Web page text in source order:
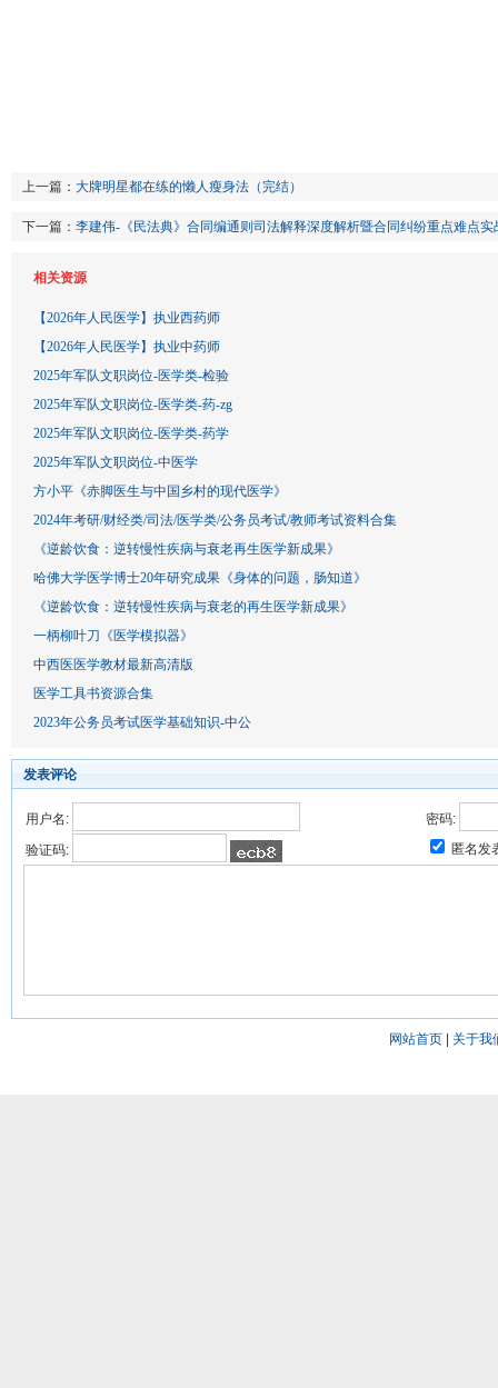
上一篇： 大牌明星都在练的懒人瘦身法（完结）
下一篇： 李建伟-《民法典》合同编通则司法解释深度解析暨合同纠纷重点难点实
相关资源
【2026年人民医学】执业西药师
【2026年人民医学】执业中药师
2025年军队文职岗位-医学类-检验
2025年军队文职岗位-医学类-药-zg
2025年军队文职岗位-医学类-药学
2025年军队文职岗位-中医学
方小平《赤脚医生与中国乡村的现代医学》
2024年考研/财经类/司法/医学类/公务员考试/教师考试资料合集
《逆龄饮食：逆转慢性疾病与衰老再生医学新成果》
哈佛大学医学博士20年研究成果《身体的问题，肠知道》
《逆龄饮食：逆转慢性疾病与衰老的再生医学新成果》
一柄柳叶刀《医学模拟器》
中西医医学教材最新高清版
医学工具书资源合集
2023年公务员考试医学基础知识-中公
发表评论
用户名:
密码:
验证码:
匿名发
网站首页| 关于我